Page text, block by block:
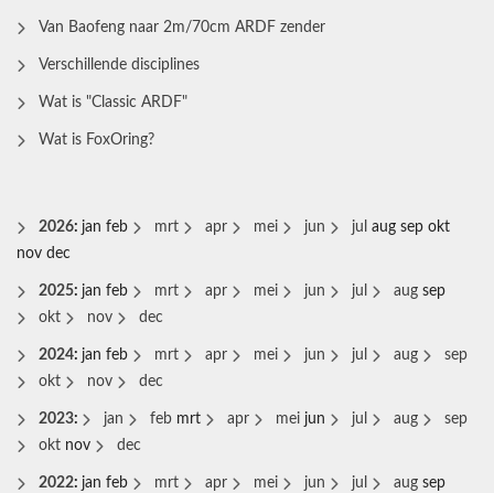
Van Baofeng naar 2m/70cm ARDF zender
Verschillende disciplines
Wat is "Classic ARDF"
Wat is FoxOring?
2026: jan feb mrt apr mei jun jul aug sep okt
nov dec
2025: jan feb mrt apr mei jun jul aug sep
okt
nov dec
2024: jan feb mrt apr mei jun jul aug
sep
okt
nov dec
2023: jan feb mrt apr mei jun jul aug
sep
okt nov dec
2022: jan feb mrt apr mei jun jul aug sep